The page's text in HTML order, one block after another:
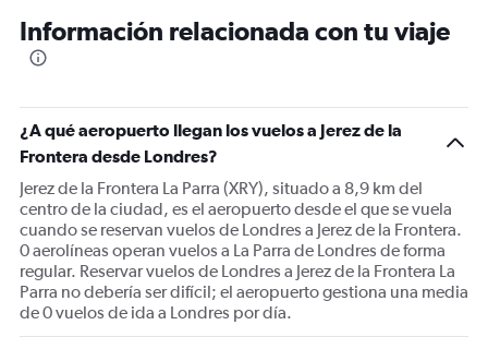
categories.
The
Y
axis
displaying
Number
of
flights.
Range:
0
to
1.2.
Información relacionada con tu viaje
¿A qué aeropuerto llegan los vuelos a Jerez de la
Frontera desde Londres?
Jerez de la Frontera La Parra (XRY), situado a 8,9 km del
centro de la ciudad, es el aeropuerto desde el que se vuela
cuando se reservan vuelos de Londres a Jerez de la Frontera.
0 aerolíneas operan vuelos a La Parra de Londres de forma
regular. Reservar vuelos de Londres a Jerez de la Frontera La
Parra no debería ser difícil; el aeropuerto gestiona una media
de 0 vuelos de ida a Londres por día.